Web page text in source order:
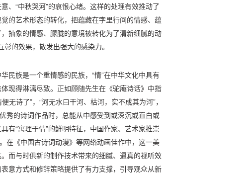
、“中秋哭河”的哀恨心绪。这样的处理有效推动了
的艺术形态的转化，把蕴藏在字里行间的情感、蕴
抽象的情感、朦胧的意境被转化为了清新细腻的动
彰的效果，散发出强大的感染力。
民族是一个重情感的民族，“情”在中华文化中具有
现得淋漓尽致。正如顾随先生在《驼庵诗话》中指
无诗了”，“河无水曰干河、枯河，实不成其为河”，
秀的诗词作品时，总能从中感受到或深沉或直白或
有“寓理于情”的鲜明特征，中国作家、艺术家推崇
在《中国古诗词动漫》等网络动画佳作中，这一美
而与时俱新的制作技术带来的细腻、逼真的视听效
意方式和修辞策略提供了有力支撑，引导观众从新